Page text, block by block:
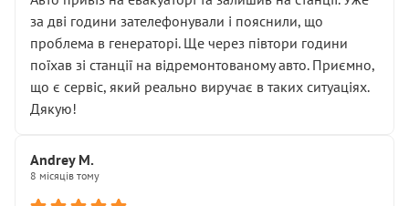
чіткого пояснення
( ну все зняли та доробили) дякую!
Окремий момент, який виглядає абсурдно:
мені заявили, що бачок гальмівної рідини потрібно
міняти разом із головним гальмівним циліндром у
Для людини, яка хоча б трохи розуміється на техніці,
це звучить як мінімум непрофесійно, а як максимум —
спроба продати дорогий вузол замість елементарних
за дві години зателефонували і пояснили, що
проблема в генераторі. Ще через півтори години
поїхав зі станції на відремонтованому авто. Приємно,
що є сервіс, який реально виручає в таких ситуаціях.
Дякую!
Andrey M.
8 місяців тому